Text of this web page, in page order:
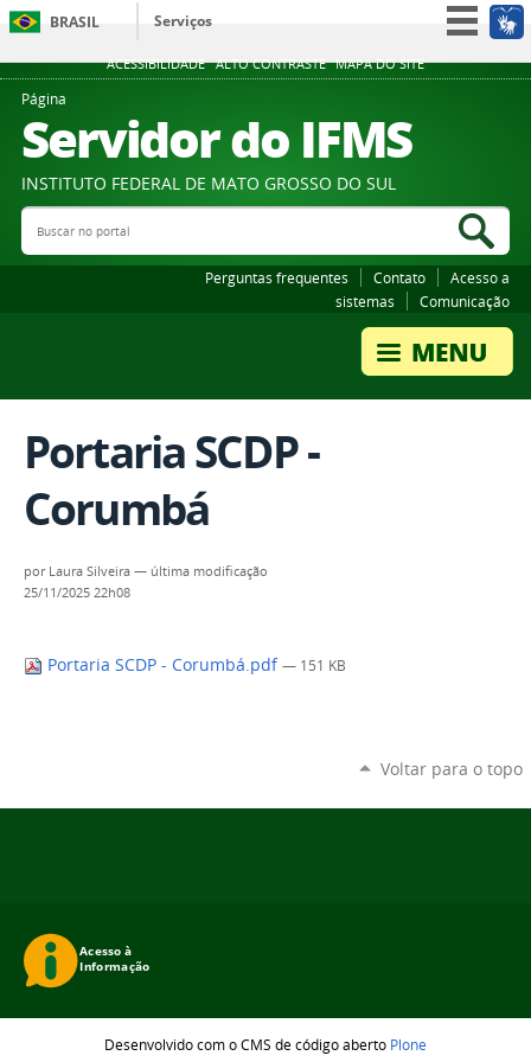
ACESSIBILIDADE ALTO CONTRASTE MAPA DO SITE
BRASIL
Serviços
Participe
Legislação
Canais
Página
Servidor do IFMS
INSTITUTO FEDERAL DE MATO GROSSO DO SUL
Buscar no portal
Perguntas frequentes Contato
Acesso a
sistemas
Comunicação
Portaria SCDP -
Corumbá
por Laura Silveira — última modificação
25/11/2025 22h08
Portaria SCDP - Corumbá.pdf — 151 KB
Voltar para o topo
Desenvolvido com o CMS de código aberto Plone